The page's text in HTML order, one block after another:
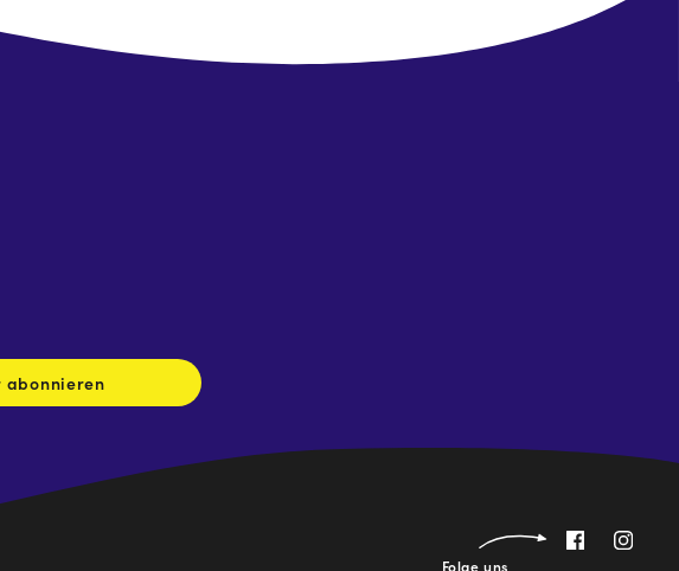
abonnieren
Folge uns